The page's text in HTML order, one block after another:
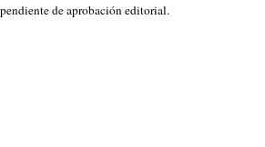
pendiente de aprobación editorial.